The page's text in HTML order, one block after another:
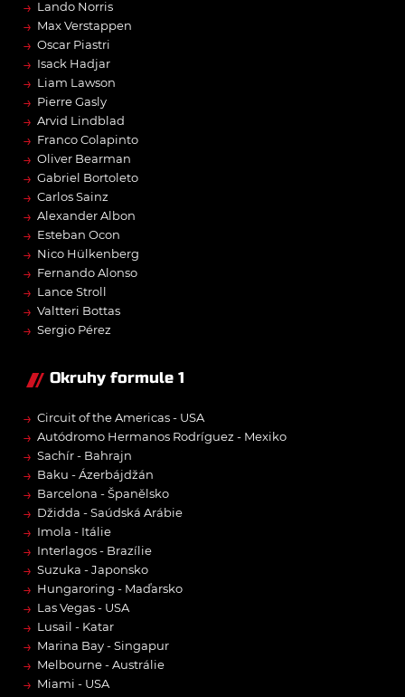
→ Lando Norris
→ Max Verstappen
→ Oscar Piastri
→ Isack Hadjar
→ Liam Lawson
→ Pierre Gasly
→ Arvid Lindblad
→ Franco Colapinto
→ Oliver Bearman
→ Gabriel Bortoleto
→ Carlos Sainz
→ Alexander Albon
→ Esteban Ocon
→ Nico Hülkenberg
→ Fernando Alonso
→ Lance Stroll
→ Valtteri Bottas
→ Sergio Pérez
Okruhy formule 1
→ Circuit of the Americas - USA
→ Autódromo Hermanos Rodríguez - Mexiko
→ Sachír - Bahrajn
→ Baku - Ázerbájdžán
→ Barcelona - Španělsko
→ Džidda - Saúdská Arábie
→ Imola - Itálie
→ Interlagos - Brazílie
→ Suzuka - Japonsko
→ Hungaroring - Maďarsko
→ Las Vegas - USA
→ Lusail - Katar
→ Marina Bay - Singapur
→ Melbourne - Austrálie
→ Miami - USA